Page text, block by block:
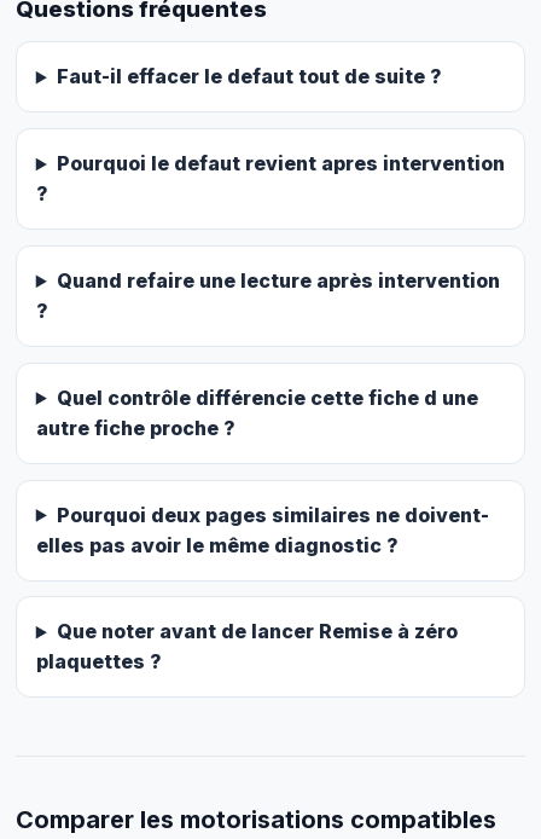
Questions fréquentes
Faut-il effacer le defaut tout de suite ?
Pourquoi le defaut revient apres intervention
?
Quand refaire une lecture après intervention
?
Quel contrôle différencie cette fiche d une
autre fiche proche ?
Pourquoi deux pages similaires ne doivent-
elles pas avoir le même diagnostic ?
Que noter avant de lancer Remise à zéro
plaquettes ?
Comparer les motorisations compatibles